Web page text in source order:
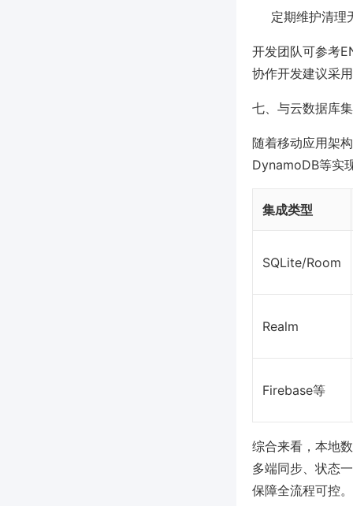
定期维护清理
开发团队可参考
协作开发建议采
七、与云数据库
随着移动应用架
DynamoDB等实
集成类型
SQLite/Room
Realm
Firebase等
综合来看，本地
多端同步、状态
保障全流程可控。